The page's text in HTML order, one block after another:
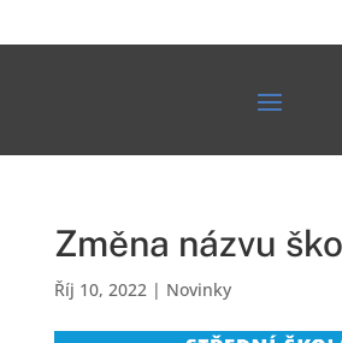
Změna názvu
Říj 10, 2022| Novinky